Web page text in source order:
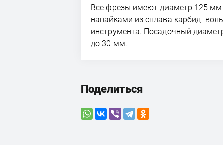
Все фрезы имеют диаметр 125 мм
напайками из сплава карбид-
инструмента. Посадочный
до 30 мм.
Поделиться